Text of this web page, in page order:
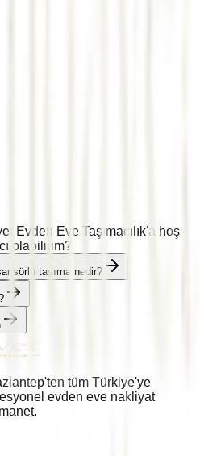
Evden Eve Taşımacılık'a hoş
olabilirim?
taşıma nedir?
tüm Türkiye'ye
evden eve nakliyat